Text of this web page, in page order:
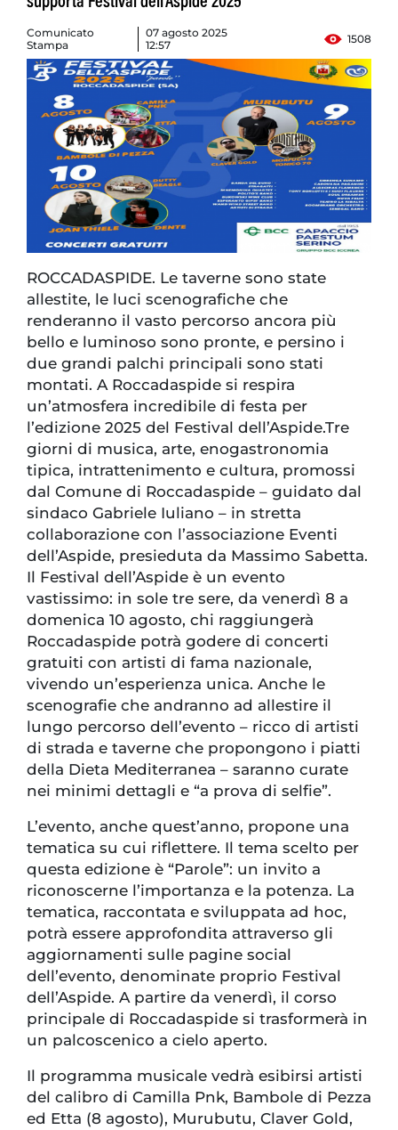
Comunicato
Stampa
07 agosto 2025
12:57
1508
ROCCADASPIDE. Le taverne sono state
allestite, le luci scenografiche che
renderanno il vasto percorso ancora più
bello e luminoso sono pronte, e persino i
due grandi palchi principali sono stati
montati. A Roccadaspide si respira
un’atmosfera incredibile di festa per
l’edizione 2025 del Festival dell’Aspide.Tre
giorni di musica, arte, enogastronomia
tipica, intrattenimento e cultura, promossi
dal Comune di Roccadaspide – guidato dal
sindaco Gabriele Iuliano – in stretta
collaborazione con l’associazione Eventi
dell’Aspide, presieduta da Massimo Sabetta.
Il Festival dell’Aspide è un evento
vastissimo: in sole tre sere, da venerdì 8 a
domenica 10 agosto, chi raggiungerà
Roccadaspide potrà godere di concerti
gratuiti con artisti di fama nazionale,
vivendo un’esperienza unica. Anche le
scenografie che andranno ad allestire il
lungo percorso dell’evento – ricco di artisti
di strada e taverne che propongono i piatti
della Dieta Mediterranea – saranno curate
nei minimi dettagli e “a prova di selfie”.
L’evento, anche quest’anno, propone una
tematica su cui riflettere. Il tema scelto per
questa edizione è “Parole”: un invito a
riconoscerne l’importanza e la potenza. La
tematica, raccontata e sviluppata ad hoc,
potrà essere approfondita attraverso gli
aggiornamenti sulle pagine social
dell’evento, denominate proprio Festival
dell’Aspide. A partire da venerdì, il corso
principale di Roccadaspide si trasformerà in
un palcoscenico a cielo aperto.
Il programma musicale vedrà esibirsi artisti
del calibro di Camilla Pnk, Bambole di Pezza
ed Etta (8 agosto), Murubutu, Claver Gold,